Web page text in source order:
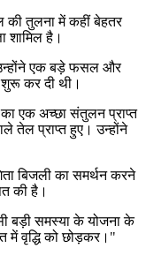
की तुलना में कहीं बेहतर
शामिल है।
एक बड़े फसल और
शुरू कर दी थी।
का एक अच्छा संतुलन प्राप्त
तेल प्राप्त हुए। उन्होंने
बिजली का समर्थन करने
की है।
बड़ी समस्या के योजना के
वृद्धि को छोड़कर।"